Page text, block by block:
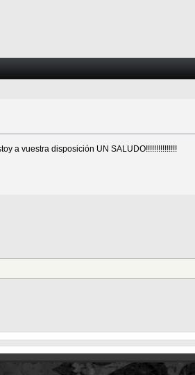
a vuestra disposición UN SALUDO!!!!!!!!!!!!!!!